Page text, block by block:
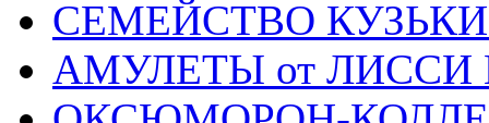
СЕМЕЙСТВО
АМУЛЕТЫ от